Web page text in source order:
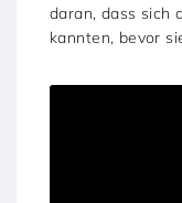
daran, dass sich
kannten, bevor